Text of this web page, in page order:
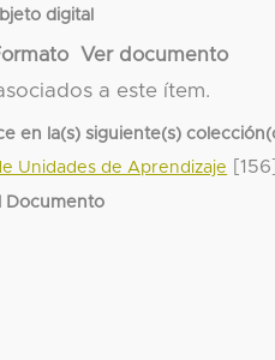
digital
Ver documento
a este ítem.
en la(s) siguiente(s)
Unidades de Aprendizaje [156]
Documento